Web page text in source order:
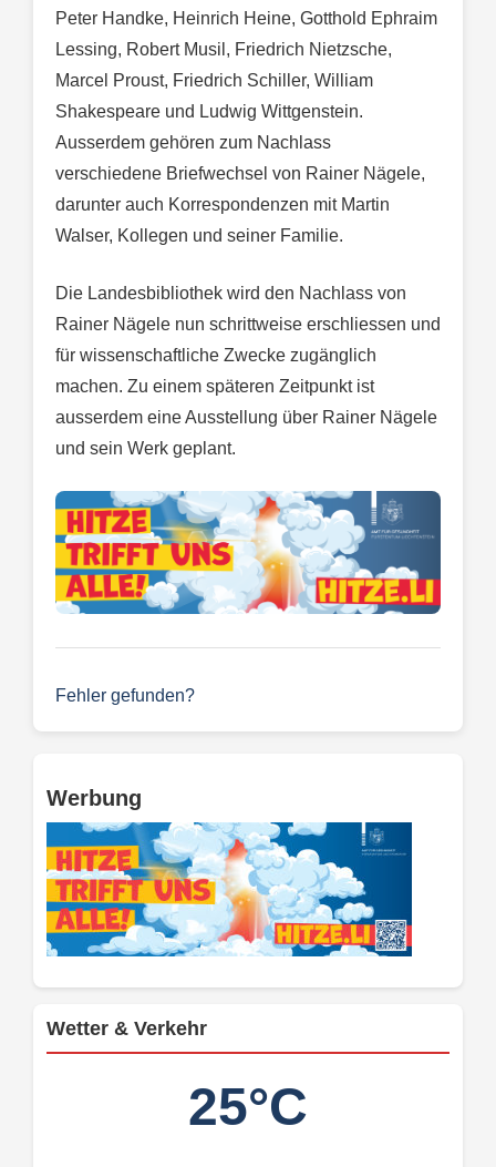
Peter Handke, Heinrich Heine, Gotthold Ephraim
Lessing, Robert Musil, Friedrich Nietzsche,
Marcel Proust, Friedrich Schiller, William
Shakespeare und Ludwig Wittgenstein.
Ausserdem gehören zum Nachlass
verschiedene Briefwechsel von Rainer Nägele,
darunter auch Korrespondenzen mit Martin
Walser, Kollegen und seiner Familie.
Die Landesbibliothek wird den Nachlass von
Rainer Nägele nun schrittweise erschliessen und
für wissenschaftliche Zwecke zugänglich
machen. Zu einem späteren Zeitpunkt ist
ausserdem eine Ausstellung über Rainer Nägele
und sein Werk geplant.
Fehler gefunden?
Werbung
Wetter & Verkehr
25°C